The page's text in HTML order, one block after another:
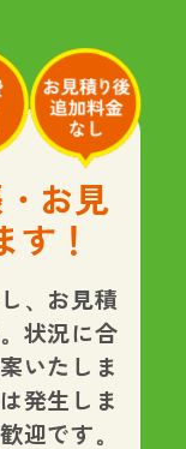
お見
す！
、お見積
状況に合
いたしま
発生しま
迎です。